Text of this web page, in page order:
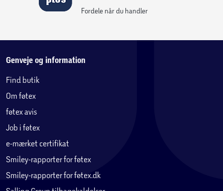
Fordele når du handler
Genveje og information
Find butik
Om føtex
føtex avis
Job i føtex
e-mærket certifikat
Smiley-rapporter for føtex
Smiley-rapporter for føtex.dk